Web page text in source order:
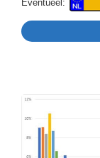
Eventueel: